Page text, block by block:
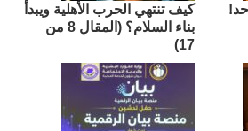
كيف تنتهي الحرب الأهلية ويبدأ
بناء السلام؟ (المقال 8 من
17)